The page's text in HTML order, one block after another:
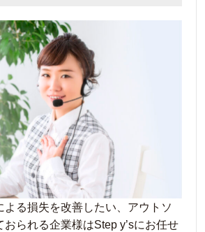
よる損失を改善したい、アウトソ
おられる企業様はStep y’sにお任せ